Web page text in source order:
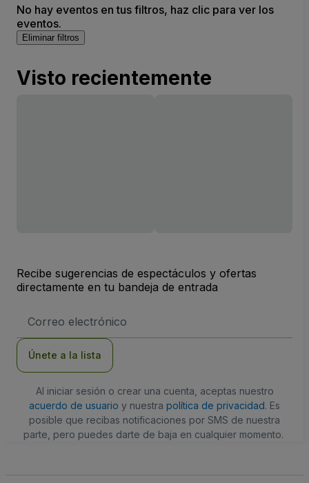
No hay eventos en tus filtros, haz clic para ver los
eventos.
Eliminar filtros
Visto recientemente
Recibe sugerencias de espectáculos y ofertas
directamente en tu bandeja de entrada
de
Únete a la lista
Al iniciar sesión o crear una cuenta, aceptas nuestro
acuerdo de usuario y nuestra política de privacidad. Es
posible que recibas notificaciones por SMS de nuestra
parte, pero puedes darte de baja en cualquier momento.